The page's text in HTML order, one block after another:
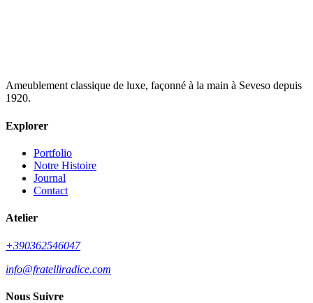
Ameublement classique de luxe, façonné à la main à Seveso depuis
1920.
Explorer
Portfolio
Notre Histoire
Journal
Contact
Atelier
+390362546047
info@fratelliradice.com
Nous Suivre